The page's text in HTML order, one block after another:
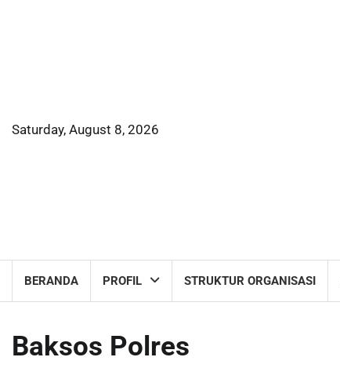
Saturday, August 8, 2026
BERANDA PROFIL STRUKTUR ORGANISASI
Baksos Polres